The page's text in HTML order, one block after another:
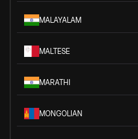
MALAYALAM
MALTESE
MARATHI
MONGOLIAN